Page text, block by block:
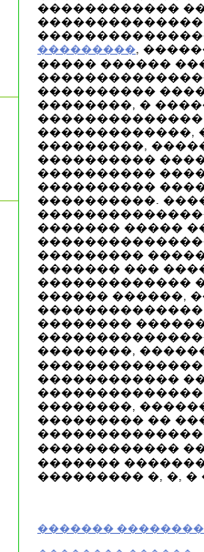
������������
���������,
����� ������
����������
��������, �
�������������,
���������,
����������
����������
����������
����������.
������� �����
���������
������� ���
�������������
������ ������,
��������������
��������
��������,
������������
��������,
��������� ��
������������
�������
��������� �, �, �
�������